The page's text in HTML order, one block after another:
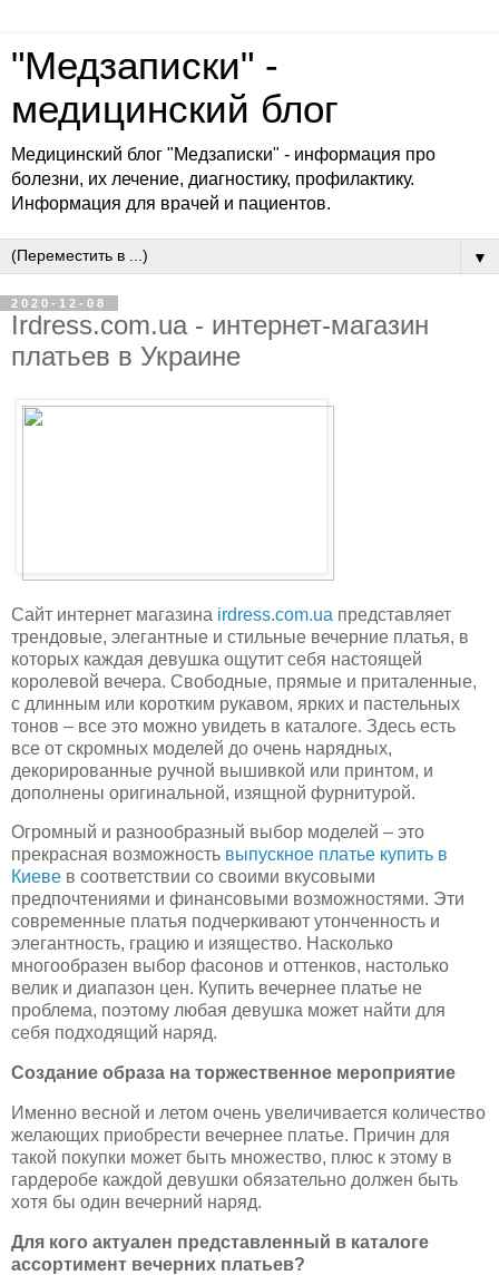
"Медзаписки" -
медицинский блог
Медицинский блог "Медзаписки" - информация про
болезни, их лечение, диагностику, профилактику.
Информация для врачей и пациентов.
▼
2020-12-08
Irdress.com.ua - интернет-магазин
платьев в Украине
Сайт интернет магазина irdress.com.ua представляет
трендовые, элегантные и стильные вечерние платья, в
которых каждая девушка ощутит себя настоящей
королевой вечера. Свободные, прямые и приталенные,
с длинным или коротким рукавом, ярких и пастельных
тонов – все это можно увидеть в каталоге. Здесь есть
все от скромных моделей до очень нарядных,
декорированные ручной вышивкой или принтом, и
дополнены оригинальной, изящной фурнитурой.
Огромный и разнообразный выбор моделей – это
прекрасная возможность выпускное платье купить в
Киеве в соответствии со своими вкусовыми
предпочтениями и финансовыми возможностями. Эти
современные платья подчеркивают утонченность и
элегантность, грацию и изящество. Насколько
многообразен выбор фасонов и оттенков, настолько
велик и диапазон цен. Купить вечернее платье не
проблема, поэтому любая девушка может найти для
себя подходящий наряд.
Создание образа на торжественное мероприятие
Именно весной и летом очень увеличивается количество
желающих приобрести вечернее платье. Причин для
такой покупки может быть множество, плюс к этому в
гардеробе каждой девушки обязательно должен быть
хотя бы один вечерний наряд.
Для кого актуален представленный в каталоге
ассортимент вечерних платьев?